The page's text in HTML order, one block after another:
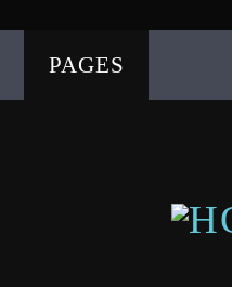
PAGES